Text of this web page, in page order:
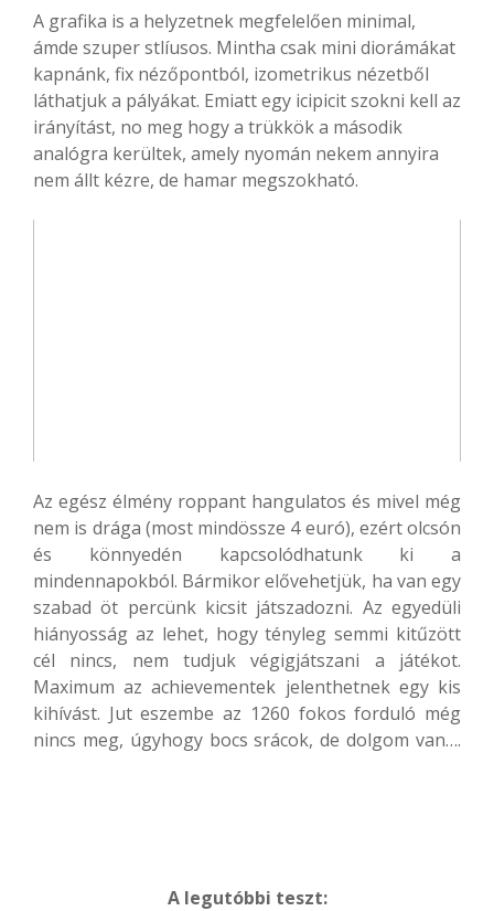
A grafika is a helyzetnek megfelelően minimal,
ámde szuper stlíusos. Mintha csak mini diorámákat
kapnánk, fix nézőpontból, izometrikus nézetből
láthatjuk a pályákat. Emiatt egy icipicit szokni kell az
irányítást, no meg hogy a trükkök a második
analógra kerültek, amely nyomán nekem annyira
nem állt kézre, de hamar megszokható.
Az egész élmény roppant hangulatos és mivel még
nem is drága (most mindössze 4 euró), ezért olcsón
és könnyedén kapcsolódhatunk ki a
mindennapokból. Bármikor elővehetjük, ha van egy
szabad öt percünk kicsit játszadozni. Az egyedüli
hiányosság az lehet, hogy tényleg semmi kitűzött
cél nincs, nem tudjuk végigjátszani a játékot.
Maximum az achievementek jelenthetnek egy kis
kihívást. Jut eszembe az 1260 fokos forduló még
nincs meg, úgyhogy bocs srácok, de dolgom van….
A legutóbbi teszt: